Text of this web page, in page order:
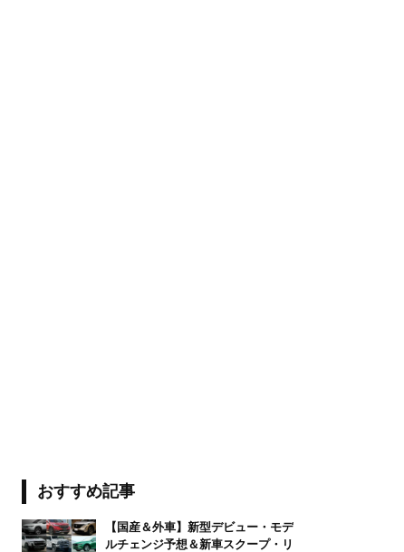
おすすめ記事
【国産＆外車】新型デビュー・モデ
ルチェンジ予想＆新車スクープ・リ